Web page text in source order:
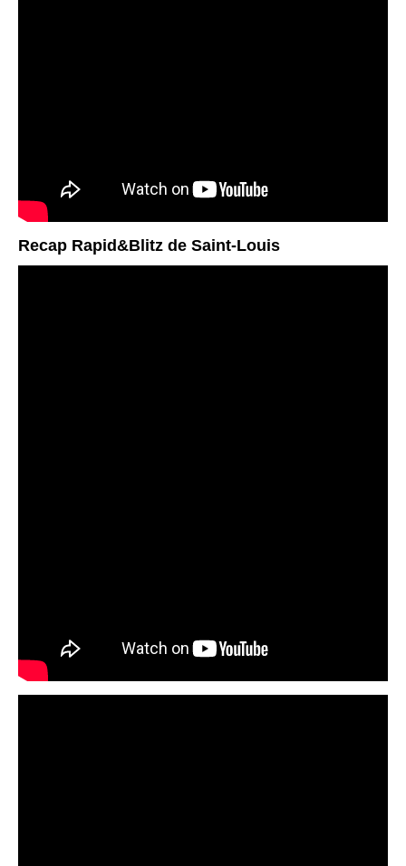
Recap Rapid&Blitz de Saint-Louis